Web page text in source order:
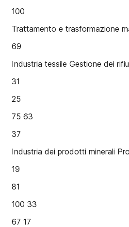
100
Trattamento e trasformazione
69
Industria tessile Gestione dei
31
25
75 63
37
Industria dei prodotti minerali
19
81
100 33
67 17